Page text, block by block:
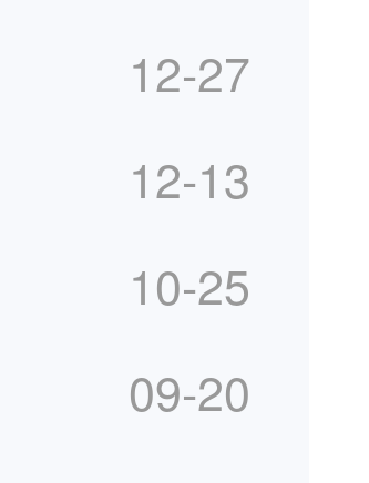
12-27
12-13
10-25
09-20